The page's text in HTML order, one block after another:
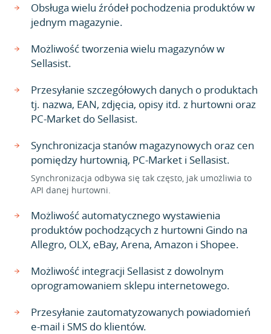
Obsługa wielu źródeł pochodzenia produktów w
jednym magazynie.
Możliwość tworzenia wielu magazynów w
Sellasist.
Przesyłanie szczegółowych danych o produktach
tj. nazwa, EAN, zdjęcia, opisy itd. z hurtowni oraz
PC-Market do Sellasist.
Synchronizacja stanów magazynowych oraz cen
pomiędzy hurtownią, PC-Market i Sellasist.
Synchronizacja odbywa się tak często, jak umożliwia to
API danej hurtowni.
Możliwość automatycznego wystawienia
produktów pochodzących z hurtowni Gindo na
Allegro, OLX, eBay, Arena, Amazon i Shopee.
Możliwość integracji Sellasist z dowolnym
oprogramowaniem sklepu internetowego.
Przesyłanie zautomatyzowanych powiadomień
e-mail i SMS do klientów.